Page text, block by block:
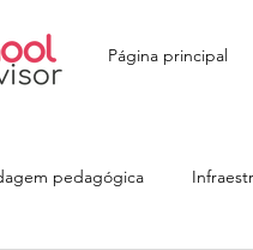
Página principal
pedagógica